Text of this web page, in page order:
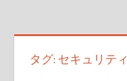
タグ:セキュリティ